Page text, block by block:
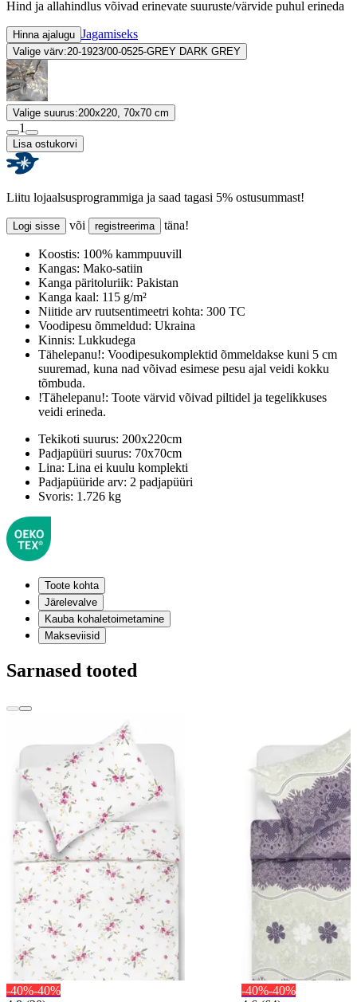
Hind ja allahindlus võivad erinevate suuruste/värvide puhul erineda
Hinna ajalugu Jagamiseks
Valige värv:20-1923/00-0525-GREY DARK GREY
Valige suurus:200x220, 70x70 cm
1
Lisa ostukorvi
Liitu lojaalsusprogrammiga ja saad tagasi 5% ostusummast!
Logi sisse või registreerima täna!
Koostis: 100% kammpuuvill
Kangas: Mako-satiin
Kanga päritoluriik: Pakistan
Kanga kaal: 115 g/m²
Niitide arv ruutsentimeetri kohta: 300 TC
Voodipesu õmmeldud: Ukraina
Kinnis: Lukkudega
Tähelepanu!: Voodipesukomplektid õmmeldakse kuni 5 cm
suuremad, kuna nad võivad esimese pesu ajal veidi kokku
tõmbuda.
!Tähelepanu!: Toote värvid võivad piltidel ja tegelikkuses
veidi erineda.
Tekikoti suurus: 200x220cm
Padjapüüri suurus: 70x70cm
Lina: Lina ei kuulu komplekti
Padjapüüride arv: 2 padjapüüri
Svoris: 1.726 kg
Toote kohta
Järelevalve
Kauba kohaletoimetamine
Makseviisid
Sarnased tooted
-40%-40%
-40%-40%